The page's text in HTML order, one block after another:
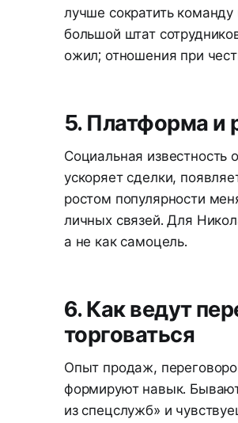
лучше сократить
большой штат
ожил; отношения при
5. Платформа и
Социальная известность
ускоряет сделки,
ростом популярности
личных связей. Для
а не как самоцель.
6. Как ведут
торговаться
Опыт продаж,
формируют навык.
из спецслужб» и